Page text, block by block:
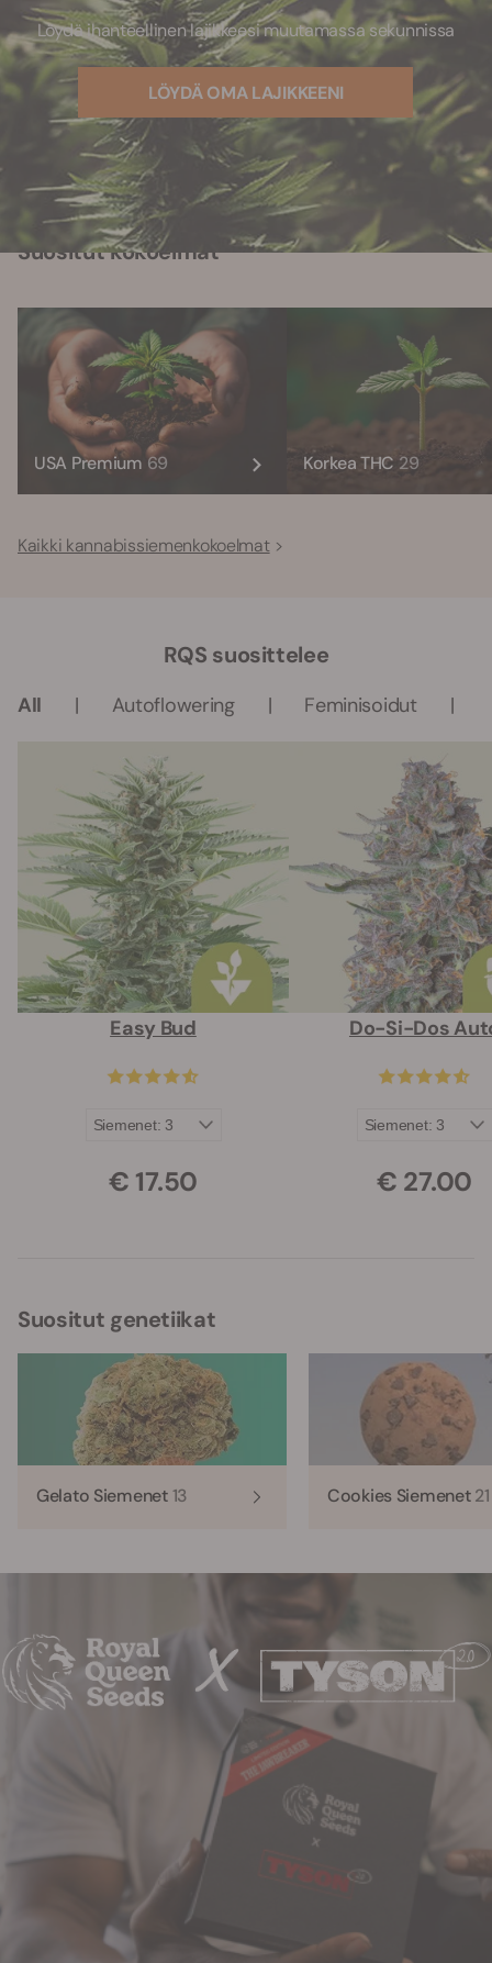
Löydä ihanteellinen lajikkeesi muutamassa sekunnissa
LÖYDÄ OMA LAJIKKEENI
Suositut kokoelmat
Kaikki kannabissiemenkokoelmat
USA Premium 69 Korkea THC 29
RQS suosittelee
All Autoflowering Feminisoidut
Easy Bud
€ 17.50
Do-Si-Dos
€ 27.00
Suositut genetiikat
Gelato Siemenet13 Cookies Siemenet21